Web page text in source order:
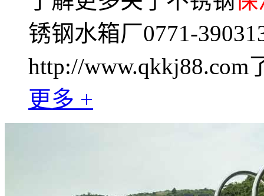
锈钢水箱厂0771-
http://www.qkkj88.com
更多 +